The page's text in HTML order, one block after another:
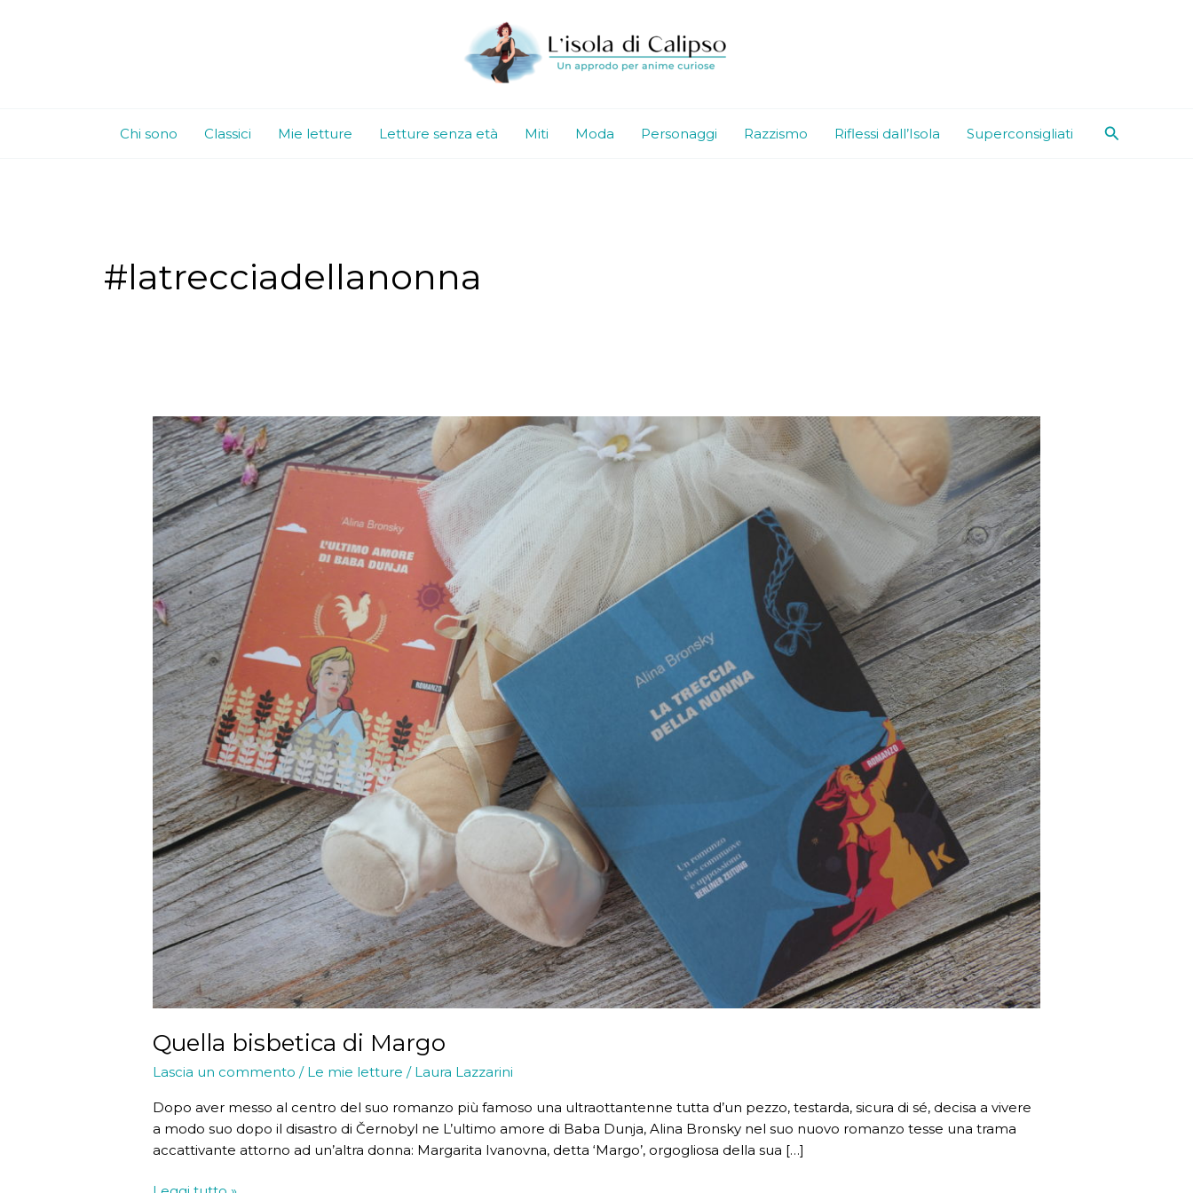
Chi sono Classici Mie letture Letture senza età Miti Moda Personaggi Razzismo Riflessi dall’Isola Superconsigliati Cerca
#latrecciadellanonna
Quella bisbetica di Margo
Lascia un commento / Le mie letture / Laura Lazzarini
Dopo aver messo al centro del suo romanzo più famoso una ultraottantenne tutta d’un pezzo, testarda, sicura di sé, decisa a vivere
a modo suo dopo il disastro di Černobyl ne L’ultimo amore di Baba Dunja, Alina Bronsky nel suo nuovo romanzo tesse una trama
accattivante attorno ad un’altra donna: Margarita Ivanovna, detta ‘Margo’, orgogliosa della sua […]